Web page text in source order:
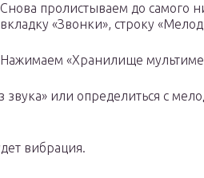
Снова пролистываем до самого
вкладку «Звонки», строку
Нажимаем «Хранилище
или определиться с
вибрация.